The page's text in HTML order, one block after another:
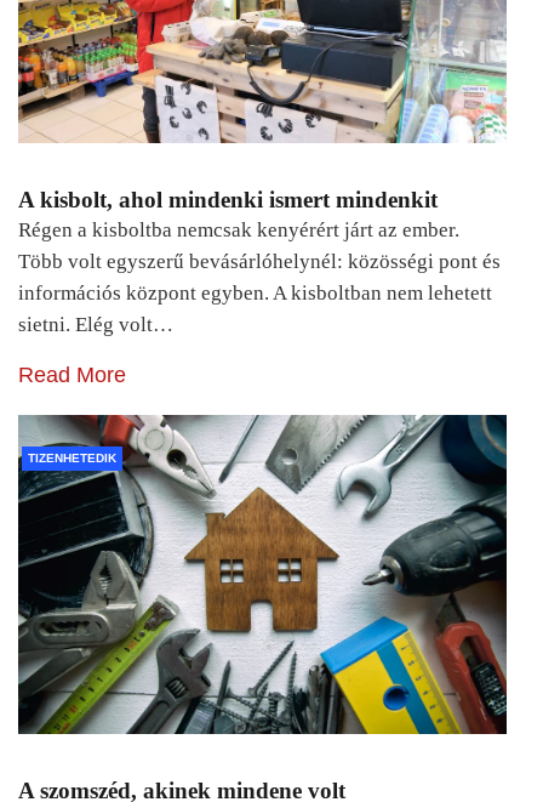
A kisbolt, ahol mindenki ismert mindenkit
Régen a kisboltba nemcsak kenyérért járt az ember.
Több volt egyszerű bevásárlóhelynél: közösségi pont és
információs központ egyben. A kisboltban nem lehetett
sietni. Elég volt…
Read More
TIZENHETEDIK
A szomszéd, akinek mindene volt